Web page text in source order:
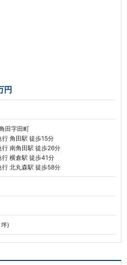
円
田字田町
行 角田駅 徒歩15分
行 南角田駅 徒歩26分
行 横倉駅 徒歩41分
行 北丸森駅 徒歩58分
)